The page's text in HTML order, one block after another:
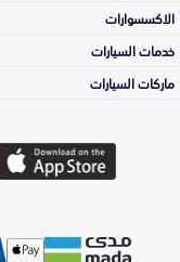
الاكسسوارات
خدمات السيارات
ماركات السيارات